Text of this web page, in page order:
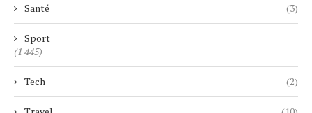
Santé (3)
Sport
(1 445)
Tech (2)